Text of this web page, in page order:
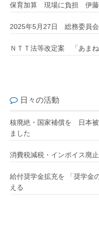
保育加算 現場に負担 伊藤
2025年5月27日 総務委員会
ＮＴＴ法等改定案 「あま
日々の活動
核廃絶・国家補償を 日本被
ました
消費税減税・インボイス廃
給付奨学金拡充を 「奨学
える